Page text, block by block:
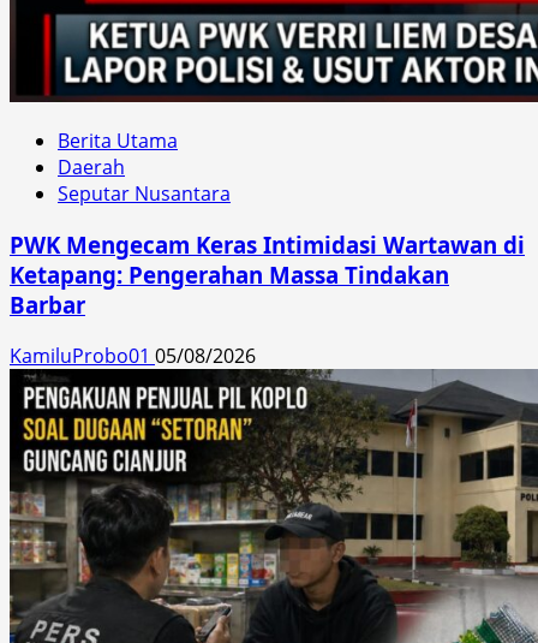
Berita Utama
Daerah
Seputar Nusantara
PWK Mengecam Keras Intimidasi Wartawan di
Ketapang: Pengerahan Massa Tindakan
Barbar
KamiluProbo01 05/08/2026